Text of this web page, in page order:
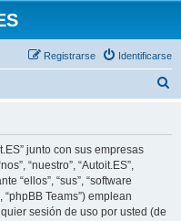
Identificarse
Registrarse
junto con sus empresas
“nuestro”, “Autoit.ES”,
“ellos”, “sus”, “software
“phpBB Teams”) emplean
sesión de uso por usted (de